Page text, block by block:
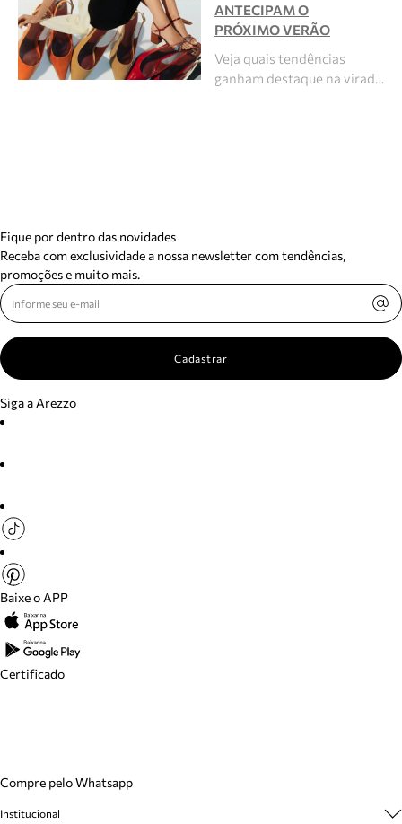
ANTECIPAM O
PRÓXIMO VERÃO
Veja quais tendências
ganham destaque na virad…
Fique por dentro das novidades
Receba com exclusividade a nossa newsletter com tendências,
promoções e muito mais.
Cadastrar
Siga a Arezzo
Baixe o APP
Certificado
Compre pelo Whatsapp
Institucional